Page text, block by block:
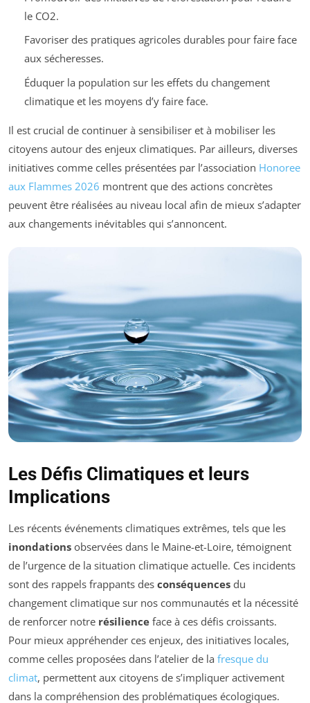
le CO2.
Favoriser des pratiques agricoles durables pour faire face
aux sécheresses.
Éduquer la population sur les effets du changement
climatique et les moyens d’y faire face.
Il est crucial de continuer à sensibiliser et à mobiliser les
citoyens autour des enjeux climatiques. Par ailleurs, diverses
initiatives comme celles présentées par l’association Honoree
aux Flammes 2026 montrent que des actions concrètes
peuvent être réalisées au niveau local afin de mieux s’adapter
aux changements inévitables qui s’annoncent.
Les Défis Climatiques et leurs
Implications
Les récents événements climatiques extrêmes, tels que les
inondations observées dans le Maine-et-Loire, témoignent
de l’urgence de la situation climatique actuelle. Ces incidents
sont des rappels frappants des conséquences du
changement climatique sur nos communautés et la nécessité
de renforcer notre résilience face à ces défis croissants.
Pour mieux appréhender ces enjeux, des initiatives locales,
comme celles proposées dans l’atelier de la fresque du
climat, permettent aux citoyens de s’impliquer activement
dans la compréhension des problématiques écologiques.